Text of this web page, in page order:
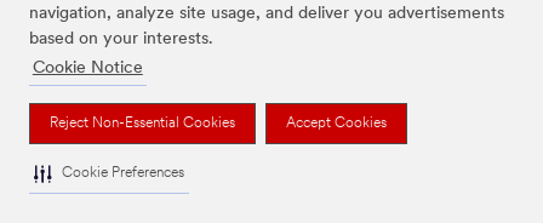
navigation, analyze site usage, and deliver you advertisements
based on your interests.
Cookie Notice
Reject Non-Essential Cookies Accept Cookies
Cookie Preferences